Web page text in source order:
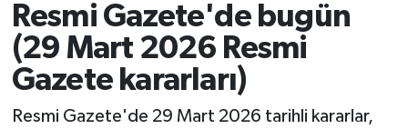
Resmi Gazete'de bugün
(29 Mart 2026 Resmi
Gazete kararları)
Resmi Gazete'de 29 Mart 2026 tarihli kararlar,
Yaşam